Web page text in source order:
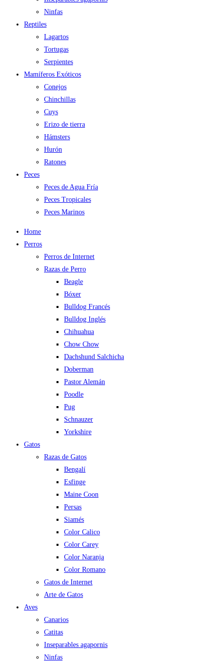
Ninfas
Reptiles
Lagartos
Tortugas
Serpientes
Mamíferos Exóticos
Conejos
Chinchillas
Cuys
Erizo de tierra
Hámsters
Hurón
Ratones
Peces
Peces de Agua Fría
Peces Tropicales
Peces Marinos
Home
Perros
Perros de Internet
Razas de Perro
Beagle
Bóxer
Bulldog Francés
Bulldog Inglés
Chihuahua
Chow Chow
Dachshund Salchicha
Doberman
Pastor Alemán
Poodle
Pug
Schnauzer
Yorkshire
Gatos
Razas de Gatos
Bengalí
Esfinge
Maine Coon
Persas
Siamés
Color Calico
Color Carey
Color Naranja
Color Romano
Gatos de Internet
Arte de Gatos
Aves
Canarios
Catitas
Inseparables agapornis
Ninfas